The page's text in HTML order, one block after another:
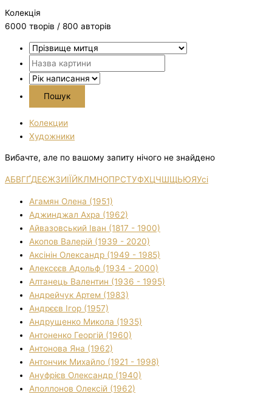
Колекція
6000 творiв / 800 авторів
Колекции
Художники
Вибачте, але по вашому запиту нічого не знайдено
АБВГҐДЕЄЖЗИІЇЙКЛМНОПРСТУФХЦЧШЩЬЮЯУсі
Агамян Олена (1951)
Аджинджал Ахра (1962)
Айвазовський Іван (1817 - 1900)
Акопов Валерій (1939 - 2020)
Аксінін Олександр (1949 - 1985)
Алексєєв Адольф (1934 - 2000)
Алтанець Валентин (1936 - 1995)
Андрейчук Артем (1983)
Андрєєв Ігор (1957)
Андрущенко Микола (1935)
Антоненко Георгій (1960)
Антонова Яна (1962)
Антончик Михайло (1921 - 1998)
Ануфрієв Олександр (1940)
Аполлонов Олексій (1962)